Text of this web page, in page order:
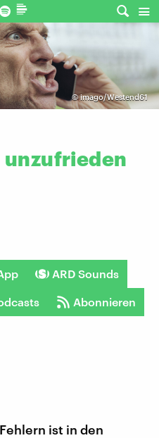
©imago/Westend61
unzufrieden
ARD Sounds
Abonnieren
ist in den